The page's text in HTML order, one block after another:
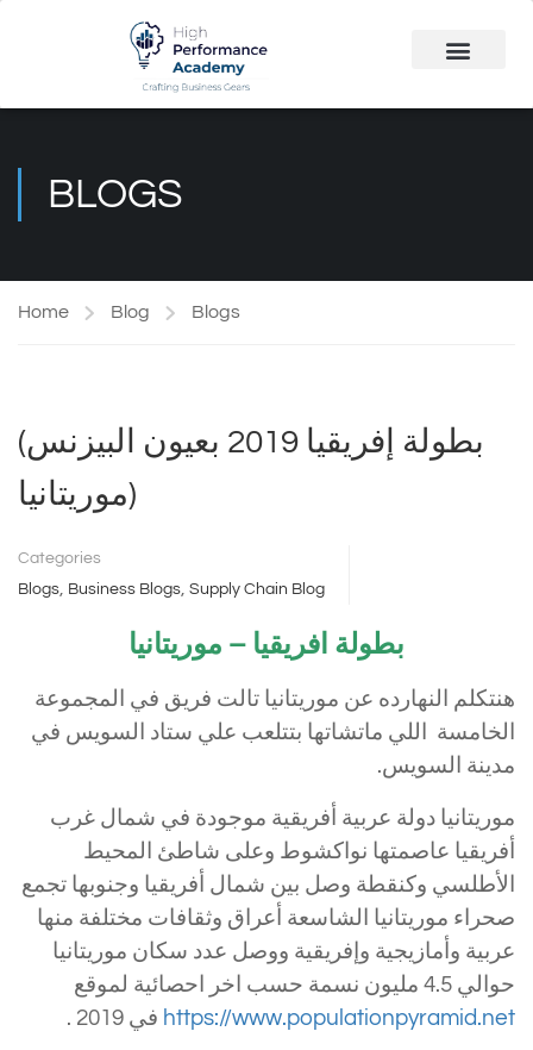
BLOGS
Home Blog Blogs
(بطولة إفريقيا 2019 بعيون البيزنس
(موريتانيا
Categories
Blogs, Business Blogs, Supply Chain Blog
بطولة افريقيا – موريتانيا
هنتكلم النهارده عن موريتانيا تالت فريق في المجموعة
الخامسة اللي ماتشاتها بتتلعب علي ستاد السويس في
مدينة السويس.
موريتانيا دولة عربية أفريقية موجودة في شمال غرب
أفريقيا عاصمتها نواكشوط وعلى شاطئ المحيط
الأطلسي وكنقطة وصل بين شمال أفريقيا وجنوبها تجمع
صحراء موريتانيا الشاسعة أعراق وثقافات مختلفة منها
عربية وأمازيجية وإفريقية ووصل عدد سكان موريتانيا
حوالي 4.5 مليون نسمة حسب اخر احصائية لموقع
https://www.populationpyramid.net في 2019 .